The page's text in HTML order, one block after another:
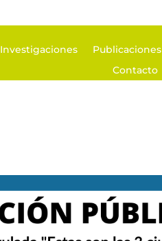
Investigaciones Publicaciones
Contacto